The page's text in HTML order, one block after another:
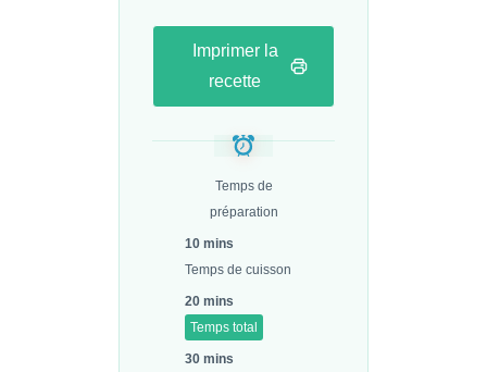
Imprimer la
recette
Temps de
préparation
10 mins
Temps de cuisson
20 mins
Temps total
30 mins